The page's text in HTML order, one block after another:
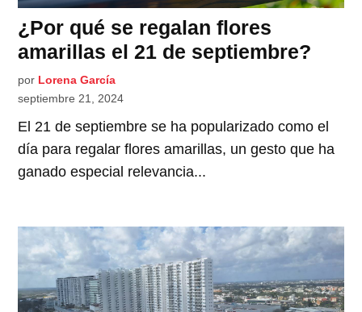
¿Por qué se regalan flores
amarillas el 21 de septiembre?
por Lorena García
septiembre 21, 2024
El 21 de septiembre se ha popularizado como el
día para regalar flores amarillas, un gesto que ha
ganado especial relevancia...